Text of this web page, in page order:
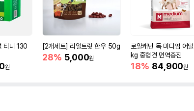
티니 130
원
[2개세트] 리얼트릿 한우 50g
28% 5,000원
로얄캐닌 독 미디엄 어덜
kg 중형견 면역증진
18% 84,900원